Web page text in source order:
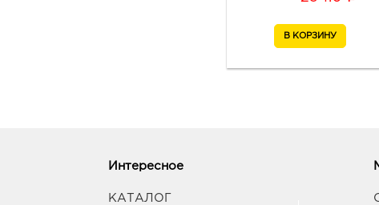
Интересное
КАТАЛОГ